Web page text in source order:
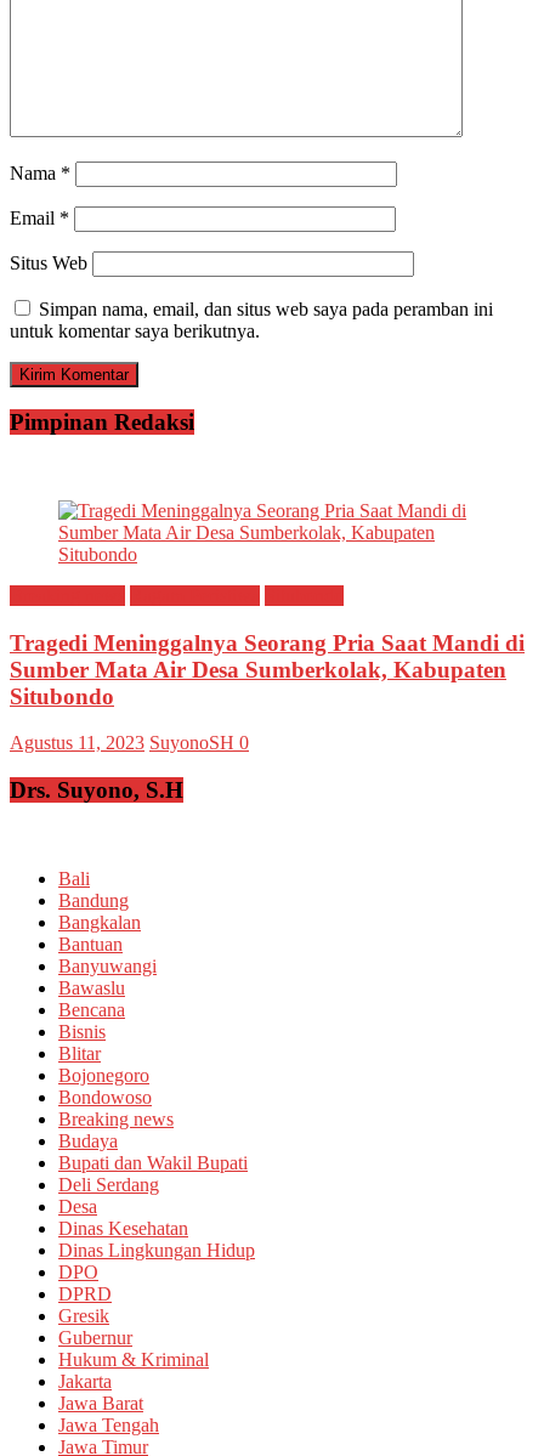
Nama *
Email *
Situs Web
Simpan nama, email, dan situs web saya pada peramban ini
untuk komentar saya berikutnya.
Pimpinan Redaksi
Tragedi Meninggalnya Seorang Pria Saat Mandi di
Sumber Mata Air Desa Sumberkolak, Kabupaten
Situbondo
Agustus 11, 2023 SuyonoSH 0
Drs. Suyono, S.H
Bali
Bandung
Bangkalan
Bantuan
Banyuwangi
Bawaslu
Bencana
Bisnis
Blitar
Bojonegoro
Bondowoso
Breaking news
Budaya
Bupati dan Wakil Bupati
Deli Serdang
Desa
Dinas Kesehatan
Dinas Lingkungan Hidup
DPO
DPRD
Gresik
Gubernur
Hukum & Kriminal
Jakarta
Jawa Barat
Jawa Tengah
Jawa Timur